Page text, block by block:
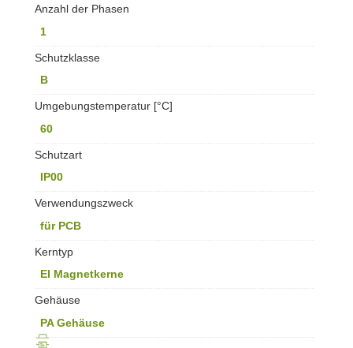
Anzahl der Phasen
1
Schutzklasse
B
Umgebungstemperatur [°C]
60
Schutzart
IP00
Verwendungszweck
für PCB
Kerntyp
EI Magnetkerne
Gehäuse
PA Gehäuse